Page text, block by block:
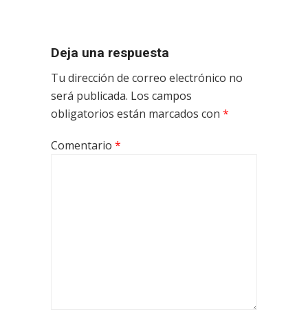
Deja una respuesta
Tu dirección de correo electrónico no
será publicada. Los campos
obligatorios están marcados con *
Comentario *